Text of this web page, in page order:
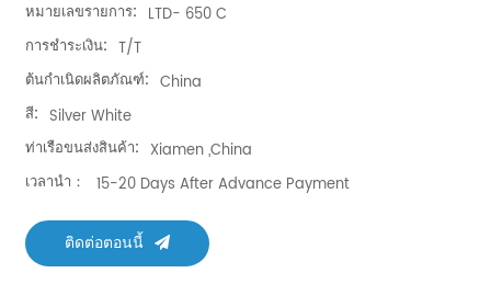
หมายเลขรายการ: LTD- 650 C
การชำระเงิน: T/T
ต้นกำเนิดผลิตภัณฑ์: China
สี: Silver White
ท่าเรือขนส่งสินค้า: Xiamen ,China
เวลานำ：
15-20 Days After Advance Payment
ติดต่อตอนนี้